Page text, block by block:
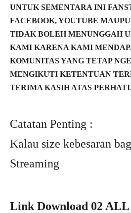
UNTUK SEMENTARA INI
FACEBOOK, YOUTUBE
TIDAK BOLEH MENUNGGAH
KAMI KARENA KAMI
KOMUNITAS YANG TETAP
MENGIKUTI KETENTUAN
TERIMA KASIH ATAS
Catatan Penting :
Kalau size kebesaran
Streaming
Link Download 02